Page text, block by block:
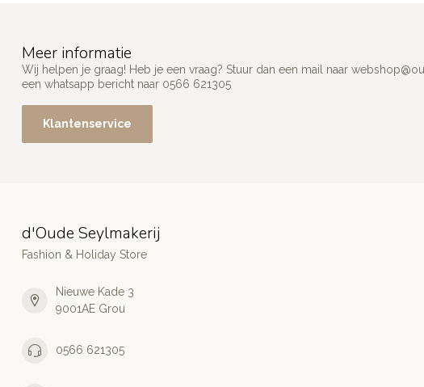
Meer informatie
Wij helpen je graag! Heb je een vraag? Stuur dan een mail naar
een whatsapp bericht naar 0566 621305
Klantenservice
d'Oude Seylmakerij
Fashion & Holiday Store
Nieuwe Kade 3
9001AE Grou
0566 621305